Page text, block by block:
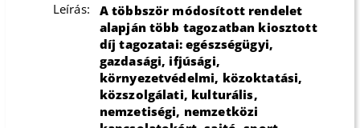
Leírás:
A többször módosított rendelet
alapján több tagozatban kiosztott
díj tagozatai: egészségügyi,
gazdasági, ifjúsági,
környezetvédelmi, közoktatási,
közszolgálati, kulturális,
nemzetiségi, nemzetközi